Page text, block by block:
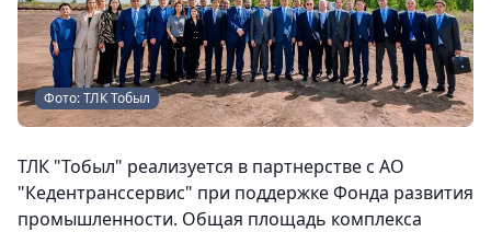
Фото: ТЛК Тобыл
ТЛК "Тобыл" реализуется в партнерстве с АО
"Кедентранссервис" при поддержке Фонда развития
промышленности. Общая площадь комплекса